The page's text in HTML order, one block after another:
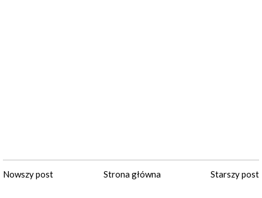
Nowszy post Strona główna Starszy post